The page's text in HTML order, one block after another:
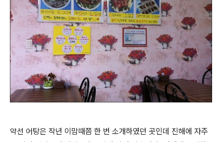
약선 어탕은 작년 이맘때쯤 한 번 소개하였던 곳인데 진해에 자주